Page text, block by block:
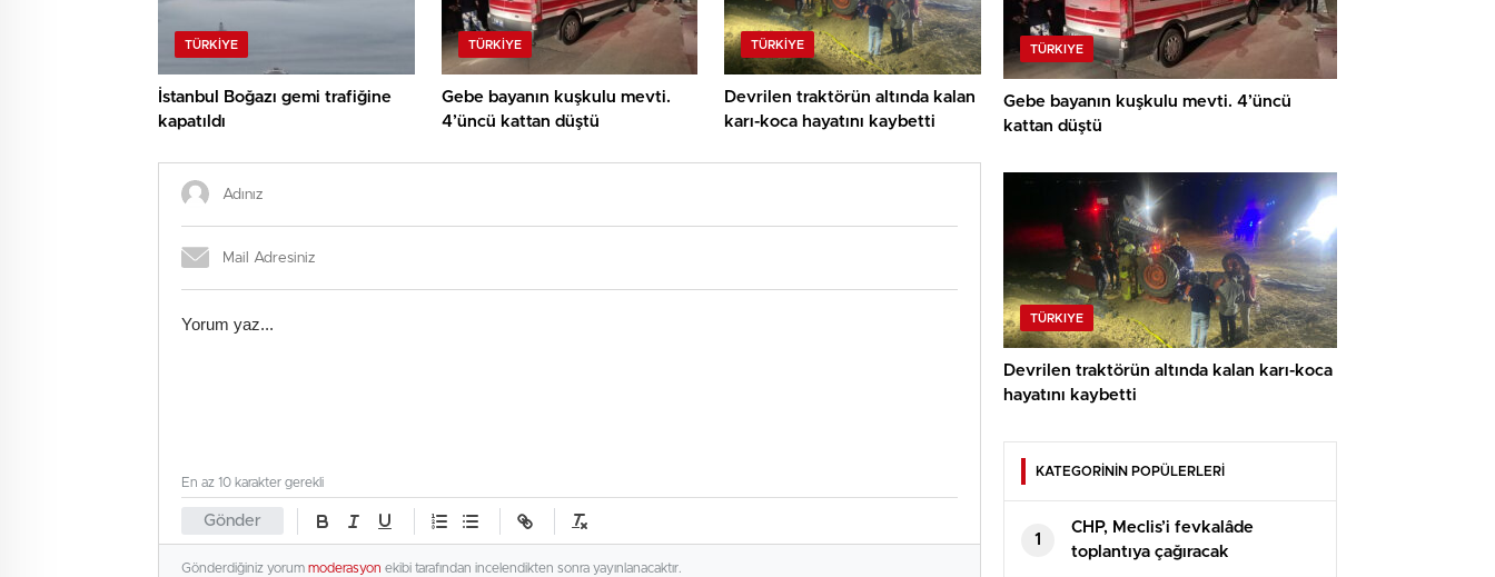
TÜRKIYE
İstanbul Boğazı gemi trafiğine
kapatıldı
TÜRKIYE
Gebe bayanın kuşkulu mevti.
4’üncü kattan düştü
TÜRKIYE
Devrilen traktörün altında kalan
karı-koca hayatını kaybetti
Gönder
En az 10 karakter gerekli
Gönderdiğiniz yorum moderasyon ekibi tarafından incelendikten sonra yayınlanacaktır.
TÜRKIYE
Gebe bayanın kuşkulu mevti. 4’üncü
kattan düştü
TÜRKIYE
Devrilen traktörün altında kalan karı-koca
hayatını kaybetti
KATEGORİNİN POPÜLERLERİ
1
CHP, Meclis’i fevkalâde
toplantıya çağıracak